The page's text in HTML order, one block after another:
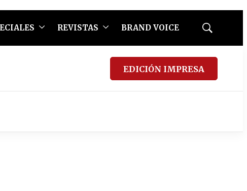
REVISTAS BRAND VOICE
Mostrar
EDICIÓN IMPRESA